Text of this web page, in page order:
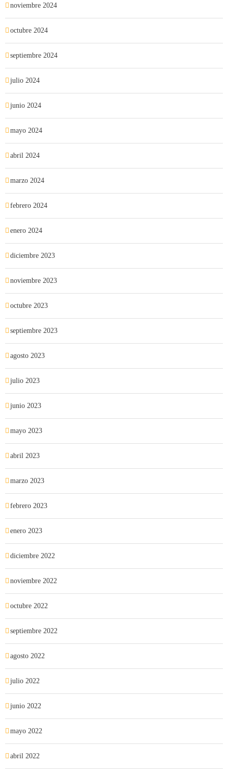
noviembre 2024
octubre 2024
septiembre 2024
julio 2024
junio 2024
mayo 2024
abril 2024
marzo 2024
febrero 2024
enero 2024
diciembre 2023
noviembre 2023
octubre 2023
septiembre 2023
agosto 2023
julio 2023
junio 2023
mayo 2023
abril 2023
marzo 2023
febrero 2023
enero 2023
diciembre 2022
noviembre 2022
octubre 2022
septiembre 2022
agosto 2022
julio 2022
junio 2022
mayo 2022
abril 2022